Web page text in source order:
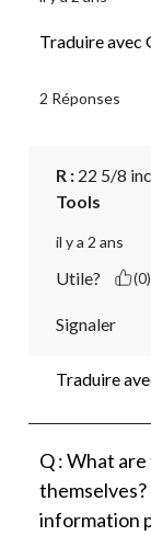
Traduire avec
2 Réponses
R : 22 5/8
Tools
il y a 2 ans
Utile? (0)
Signaler
Traduire
Q : What
information